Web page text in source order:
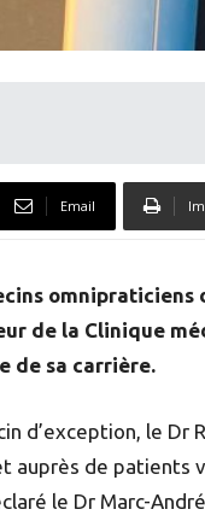
Email
omnipraticiens
de la Clinique
de sa carrière.
d’exception, le Dr
auprès de patients
le Dr Marc-